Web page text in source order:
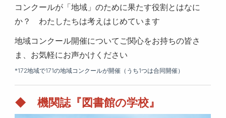
コンクールが「地域」のために果たす役割とはなに
か？ わたしたちは考えはじめています
地域コンクール開催についてご関心をお持ちの皆さ
ま、お気軽にお声かけください
*172地域で171の地域コンクールが開催（うち1つは合同開催）
◆ 機関誌『図書館の学校』